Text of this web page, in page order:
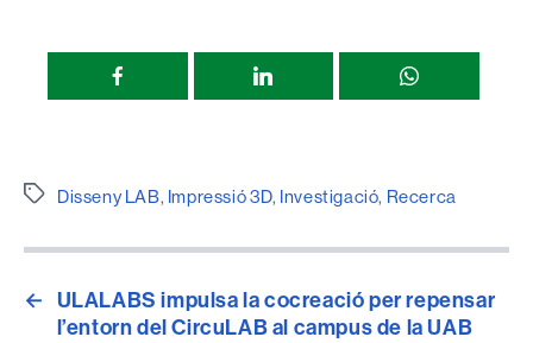
página
Etiquetes
Disseny LAB, Impressió 3D, Investigació, Recerca
← ULALABS impulsa la cocreació per repensar
l’entorn del CircuLAB al campus de la UAB